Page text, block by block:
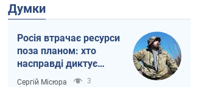
Думки
Росія втрачає ресурси
поза планом: хто
насправді диктує
темп війни
Сергій Місюра 3